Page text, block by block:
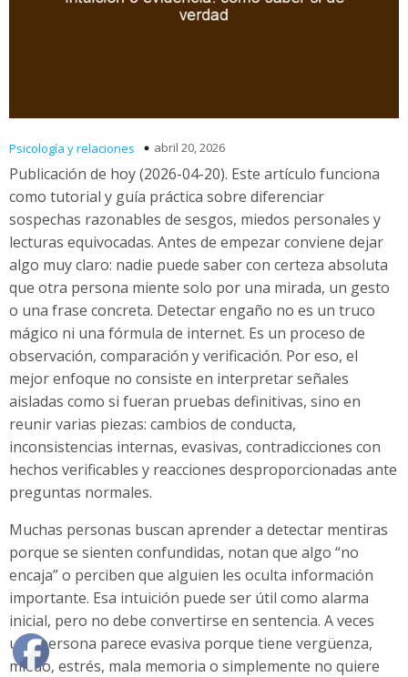
Psicología y relaciones abril 20, 2026
Publicación de hoy (2026-04-20). Este artículo funciona
como tutorial y guía práctica sobre diferenciar
sospechas razonables de sesgos, miedos personales y
lecturas equivocadas. Antes de empezar conviene dejar
algo muy claro: nadie puede saber con certeza absoluta
que otra persona miente solo por una mirada, un gesto
o una frase concreta. Detectar engaño no es un truco
mágico ni una fórmula de internet. Es un proceso de
observación, comparación y verificación. Por eso, el
mejor enfoque no consiste en interpretar señales
aisladas como si fueran pruebas definitivas, sino en
reunir varias piezas: cambios de conducta,
inconsistencias internas, evasivas, contradicciones con
hechos verificables y reacciones desproporcionadas ante
preguntas normales.
Muchas personas buscan aprender a detectar mentiras
porque se sienten confundidas, notan que algo “no
encaja” o perciben que alguien les oculta información
importante. Esa intuición puede ser útil como alarma
inicial, pero no debe convertirse en sentencia. A veces
una persona parece evasiva porque tiene vergüenza,
miedo, estrés, mala memoria o simplemente no quiere